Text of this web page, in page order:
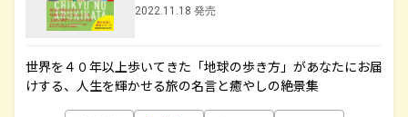
2022.11.18 発売
世界を４０年以上歩いてきた「地球の歩き方」があなたにお届
けする、人生を輝かせる旅の名言と癒やしの絶景集